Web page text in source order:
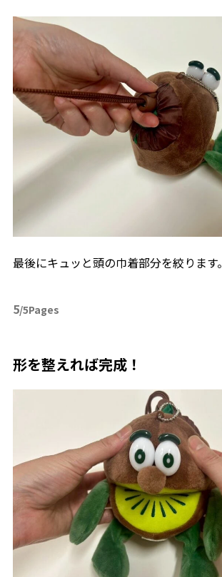
最後にキュッと頭の巾着部分を絞ります。
5/5Pages
形を整えれば完成！